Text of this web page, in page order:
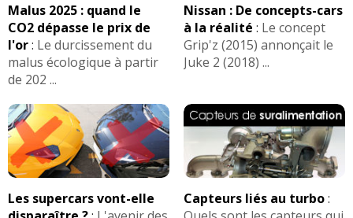
Malus 2025 : quand le
CO2 dépasse le prix de
l'or: Le durcissement du
malus écologique à partir
de 202 ...
Nissan : De concepts-cars
à la réalité : Le concept
Grip'z (2015) annonçait le
Juke 2 (2018) ...
Les supercars vont-elle
Capteurs liés au turbo: